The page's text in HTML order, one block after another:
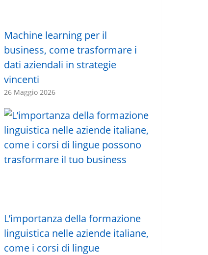
Machine learning per il
business, come trasformare i
dati aziendali in strategie
vincenti
26 Maggio 2026
L’importanza della formazione
linguistica nelle aziende italiane,
come i corsi di lingue